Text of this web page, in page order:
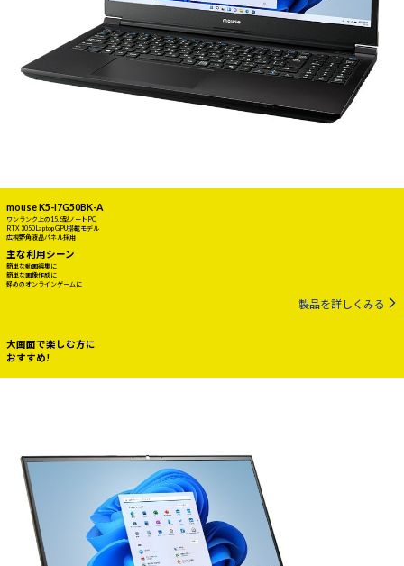
mouse K5-I7G50BK-A
ワンランク上の15.6型ノートPC
RTX 3050 Laptop GPU搭載モデル
広視野角液晶パネル採用
主な利用シーン
簡単な動画編集に
簡単な画像作成に
軽めのオンラインゲームに
製品を詳しくみる
大画面で楽しむ方に
おすすめ!